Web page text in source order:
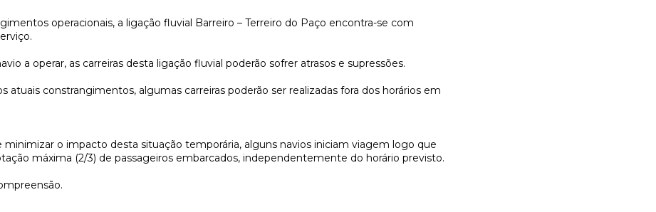
operacionais, a ligação fluvial Barreiro – Terreiro do Paço encontra-se com
a operar, as carreiras desta ligação fluvial poderão sofrer atrasos e supressões.
atuais constrangimentos, algumas carreiras poderão ser realizadas fora dos horários em
minimizar o impacto desta situação temporária, alguns navios iniciam viagem logo que
máxima (2/3) de passageiros embarcados, independentemente do horário previsto.